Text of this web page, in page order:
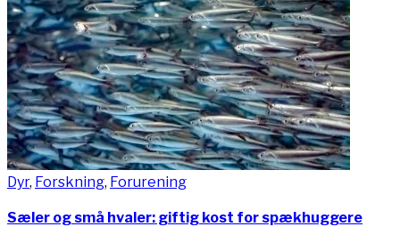
Dyr, Forskning, Forurening
Sæler og små hvaler: giftig kost for spækhuggere